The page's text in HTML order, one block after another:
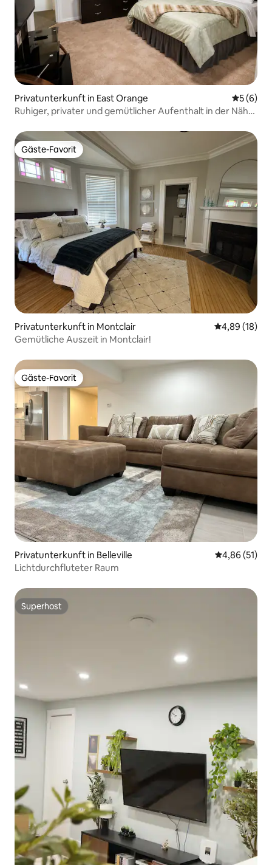
Privatunterkunft in East Orange
5 (6)
Ruhiger, privater und gemütlicher Aufenthalt in der Nähe
Gäste-Favorit
Gäste-Favorit
Privatunterkunft in Montclair
4,89 (18)
Gemütliche Auszeit in Montclair!
Gäste-Favorit
Gäste-Favorit
Privatunterkunft in Belleville
4,86 (51)
Lichtdurchfluteter Raum
Superhost
Superhost